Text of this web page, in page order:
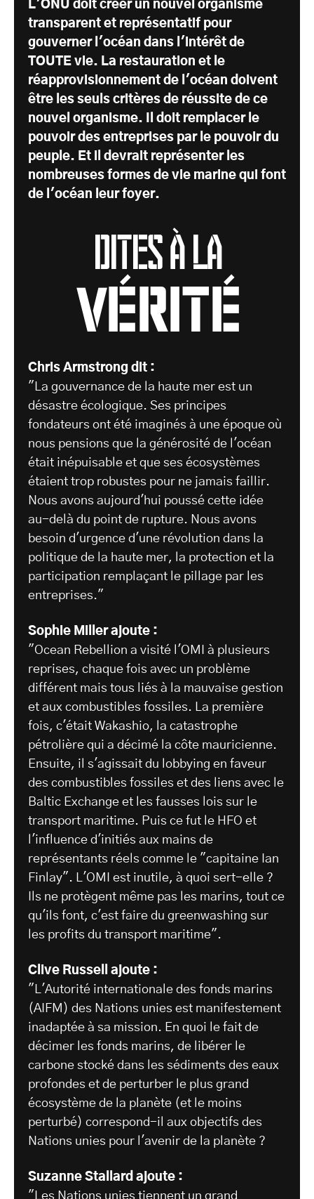
L'ONU doit créer un nouvel organisme
transparent et représentatif pour
gouverner l'océan dans l'intérêt de
TOUTE vie. La restauration et le
réapprovisionnement de l'océan doivent
être les seuls critères de réussite de ce
nouvel organisme. Il doit remplacer le
pouvoir des entreprises par le pouvoir du
peuple. Et il devrait représenter les
nombreuses formes de vie marine qui font
de l'océan leur foyer.
Dites à la
Vérité
Chris Armstrong dit :
"La gouvernance de la haute mer est un
désastre écologique. Ses principes
fondateurs ont été imaginés à une époque où
nous pensions que la générosité de l'océan
était inépuisable et que ses écosystèmes
étaient trop robustes pour ne jamais faillir.
Nous avons aujourd'hui poussé cette idée
au-delà du point de rupture. Nous avons
besoin d'urgence d'une révolution dans la
politique de la haute mer, la protection et la
participation remplaçant le pillage par les
entreprises."
Sophie Miller ajoute :
"Ocean Rebellion a visité l'OMI à plusieurs
reprises, chaque fois avec un problème
différent mais tous liés à la mauvaise gestion
et aux combustibles fossiles. La première
fois, c'était Wakashio, la catastrophe
pétrolière qui a décimé la côte mauricienne.
Ensuite, il s'agissait du lobbying en faveur
des combustibles fossiles et des liens avec le
Baltic Exchange et les fausses lois sur le
transport maritime. Puis ce fut le HFO et
l'influence d'initiés aux mains de
représentants réels comme le "capitaine Ian
Finlay". L'OMI est inutile, à quoi sert-elle ?
Ils ne protègent même pas les marins, tout ce
qu'ils font, c'est faire du greenwashing sur
les profits du transport maritime".
Clive Russell ajoute :
"L'Autorité internationale des fonds marins
(AIFM) des Nations unies est manifestement
inadaptée à sa mission. En quoi le fait de
décimer les fonds marins, de libérer le
carbone stocké dans les sédiments des eaux
profondes et de perturber le plus grand
écosystème de la planète (et le moins
perturbé) correspond-il aux objectifs des
Nations unies pour l'avenir de la planète ?
Suzanne Stallard ajoute :
"Les Nations unies tiennent un grand